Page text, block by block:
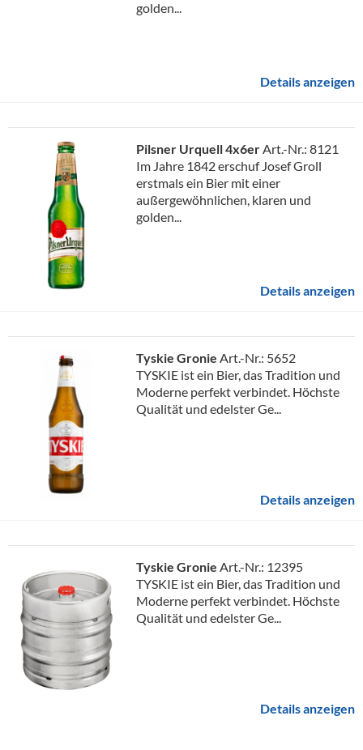
golden...
Details anzeigen
Pilsner Urquell 4x6erArt.-Nr.: 8121
Im Jahre 1842 erschuf Josef Groll
erstmals ein Bier mit einer
außergewöhnlichen, klaren und
golden...
Details anzeigen
Tyskie Gronie Art.-Nr.: 5652
TYSKIE ist ein Bier, das Tradition und
Moderne perfekt verbindet. Höchste
Qualität und edelster Ge...
Details anzeigen
Tyskie Gronie Art.-Nr.: 12395
TYSKIE ist ein Bier, das Tradition und
Moderne perfekt verbindet. Höchste
Qualität und edelster Ge...
Details anzeigen